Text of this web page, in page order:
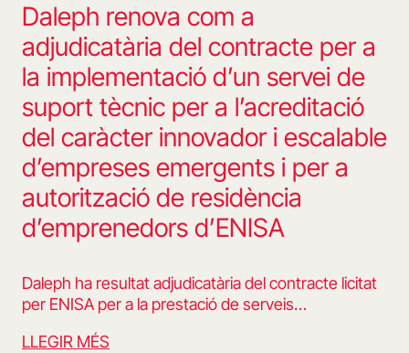
Daleph renova com a
adjudicatària del contracte per a
la implementació d’un servei de
suport tècnic per a l’acreditació
del caràcter innovador i escalable
d’empreses emergents i per a
autorització de residència
d’emprenedors d’ENISA
Daleph ha resultat adjudicatària del contracte licitat
per ENISA per a la prestació de serveis…
LLEGIR MÉS